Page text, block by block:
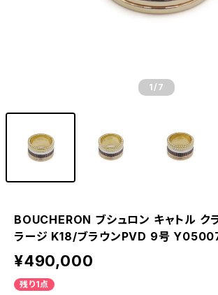
1 /7
BOUCHERON ブシュロン キャトル ク
ラージ K18/ブラウンPVD 9号
¥490,000
残り1点